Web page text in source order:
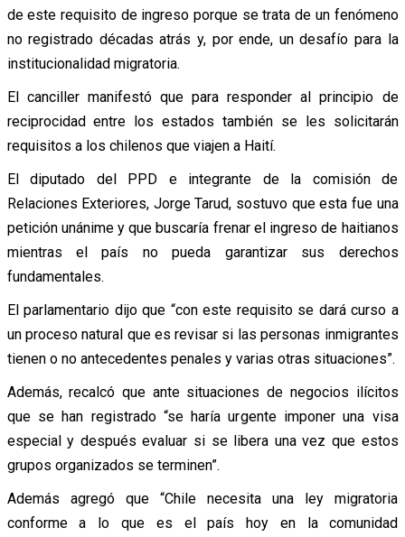
de este requisito de ingreso porque se trata de un fenómeno
no registrado décadas atrás y, por ende, un desafío para la
institucionalidad migratoria.
El canciller manifestó que para responder al principio de
reciprocidad entre los estados también se les solicitarán
requisitos a los chilenos que viajen a Haití.
El diputado del PPD e integrante de la comisión de
Relaciones Exteriores, Jorge Tarud, sostuvo que esta fue una
petición unánime y que buscaría frenar el ingreso de haitianos
mientras el país no pueda garantizar sus derechos
fundamentales.
El parlamentario dijo que “con este requisito se dará curso a
un proceso natural que es revisar si las personas inmigrantes
tienen o no antecedentes penales y varias otras situaciones”.
Además, recalcó que ante situaciones de negocios ilícitos
que se han registrado “se haría urgente imponer una visa
especial y después evaluar si se libera una vez que estos
grupos organizados se terminen”.
Además agregó que “Chile necesita una ley migratoria
conforme a lo que es el país hoy en la comunidad